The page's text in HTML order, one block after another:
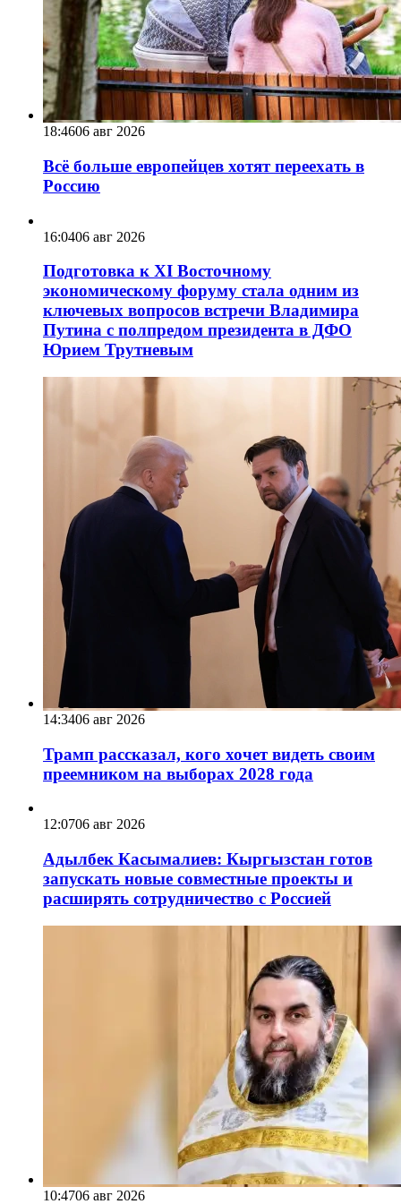
18:4606 авг 2026
Всё больше европейцев хотят переехать в
Россию
16:0406 авг 2026
Подготовка к XI Восточному
экономическому форуму стала одним из
ключевых вопросов встречи Владимира
Путина с полпредом президента в ДФО
Юрием Трутневым
14:3406 авг 2026
Трамп рассказал, кого хочет видеть своим
преемником на выборах 2028 года
12:0706 авг 2026
Адылбек Касымалиев: Кыргызстан готов
запускать новые совместные проекты и
расширять сотрудничество с Россией
10:4706 авг 2026